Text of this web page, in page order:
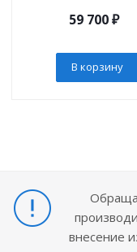
59 700₽
В корзину
внесение